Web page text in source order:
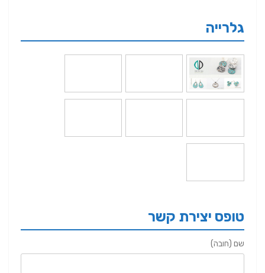
גלרייה
טופס יצירת קשר
שם (חובה)